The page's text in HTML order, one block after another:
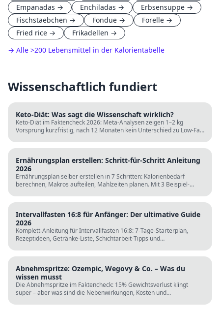
Empanadas → Enchiladas → Erbsensuppe →
Fischstaebchen → Fondue → Forelle →
Fried rice → Frikadellen →
→ Alle >200 Lebensmittel in der Kalorientabelle
Wissenschaftlich fundiert
Keto-Diät: Was sagt die Wissenschaft wirklich?
Keto-Diät im Faktencheck 2026: Meta-Analysen zeigen 1–2 kg
Vorsprung kurzfristig, nach 12 Monaten kein Unterschied zu Low-Fat.
Ernährungsplan erstellen: Schritt-für-Schritt Anleitung
2026
Ernährungsplan selber erstellen in 7 Schritten: Kalorienbedarf
berechnen, Makros aufteilen, Mahlzeiten planen. Mit 3 Beispiel-
Intervallfasten 16:8 für Anfänger: Der ultimative Guide
2026
Komplett-Anleitung für Intervallfasten 16:8: 7-Tage-Starterplan,
Rezeptideen, Getränke-Liste, Schichtarbeit-Tipps und
Abnehmspritze: Ozempic, Wegovy & Co. – Was du
wissen musst
Die Abnehmspritze im Faktencheck: 15% Gewichtsverlust klingt
super – aber was sind die Nebenwirkungen, Kosten und